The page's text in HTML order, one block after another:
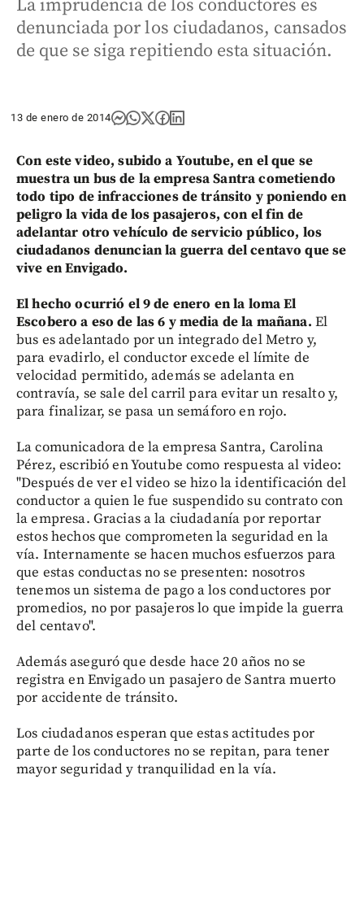
La imprudencia de los conductores es
denunciada por los ciudadanos, cansados
de que se siga repitiendo esta situación.
13 de enero de 2014
Con este video, subido a Youtube, en el que se
muestra un bus de la empresa Santra cometiendo
todo tipo de infracciones de tránsito y poniendo en
peligro la vida de los pasajeros, con el fin de
adelantar otro vehículo de servicio público, los
ciudadanos denuncian la guerra del centavo que se
vive en Envigado.
El hecho ocurrió el 9 de enero en la loma El
Escobero a eso de las 6 y media de la mañana. El
bus es adelantado por un integrado del Metro y,
para evadirlo, el conductor excede el límite de
velocidad permitido, además se adelanta en
contravía, se sale del carril para evitar un resalto y,
para finalizar, se pasa un semáforo en rojo.
La comunicadora de la empresa Santra, Carolina
Pérez, escribió en Youtube como respuesta al video:
"Después de ver el video se hizo la identificación del
conductor a quien le fue suspendido su contrato con
la empresa. Gracias a la ciudadanía por reportar
estos hechos que comprometen la seguridad en la
vía. Internamente se hacen muchos esfuerzos para
que estas conductas no se presenten: nosotros
tenemos un sistema de pago a los conductores por
promedios, no por pasajeros lo que impide la guerra
del centavo".
Además aseguró que desde hace 20 años no se
registra en Envigado un pasajero de Santra muerto
por accidente de tránsito.
Los ciudadanos esperan que estas actitudes por
parte de los conductores no se repitan, para tener
mayor seguridad y tranquilidad en la vía.